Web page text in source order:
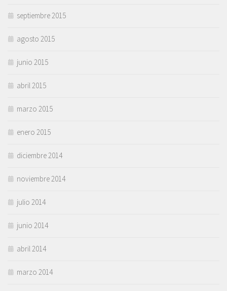
septiembre 2015
agosto 2015
junio 2015
abril 2015
marzo 2015
enero 2015
diciembre 2014
noviembre 2014
julio 2014
junio 2014
abril 2014
marzo 2014